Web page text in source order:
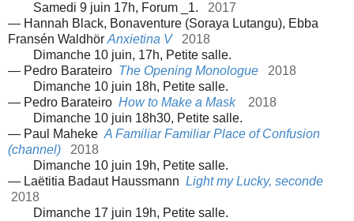
Samedi 9 juin 17h, Forum _1. 2017
— Hannah Black, Bonaventure (Soraya Lutangu), Ebba
Fransén WaldhörAnxietina V
2018
Dimanche 10 juin, 17h, Petite salle.
— Pedro Barateiro The Opening Monologue
2018
Dimanche 10 juin 18h, Petite salle.
— Pedro Barateiro How to Make a Mask
2018
Dimanche 10 juin 18h30, Petite salle.
— Paul Maheke A Familiar Familiar Place of Confusion
(channel)
2018
Dimanche 10 juin 19h, Petite salle.
— Laëtitia Badaut Haussmann Light my Lucky, seconde
2018
Dimanche 17 juin 19h, Petite salle.